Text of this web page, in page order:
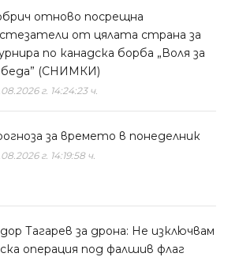
отново посрещна
от цялата страна за
по канадска борба „Воля за
(СНИМКИ)
г. 14:24:23 ч.
за времето в понеделник
г. 14:19:58 ч.
Тагарев за дрона: Не изключвам
операция под фалшив флаг